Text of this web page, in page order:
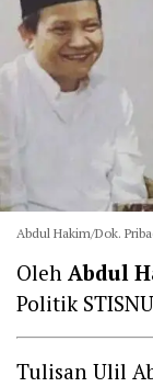
Abdul Hakim/Dok.
Oleh Abdul
Politik
Tulisan Ulil